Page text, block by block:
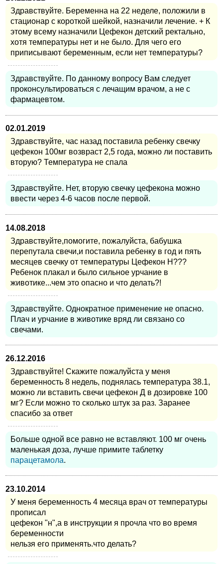
Здравствуйте. Беременна на 22 неделе, положили в
стационар с короткой шейкой, назначили лечение. + К
этому всему назначили Цефекон детский ректально,
хотя температуры нет и не было. Для чего его
приписывают беременным, если нет температуры?
Здравствуйте. По данному вопросу Вам следует
проконсультироваться с лечащим врачом, а не с
фармацевтом.
02.01.2019
Здравствуйте, час назад поставила ребенку свечку
цефекон 100мг возвраст 2,5 года, можно ли поставить
вторую? Температура не спала
Здравствуйте. Нет, вторую свечку цефекона можно
ввести через 4-6 часов после первой.
14.08.2018
Здравствуйте,помогите, пожалуйста, бабушка
перепутала свечи,и поставила ребенку в год и пять
месяцев свечку от температуры Цефекон Н???
Ребенок плакал и было сильное урчание в
животике...чем это опасно и что делать?!
Здравствуйте. Однократное применение не опасно.
Плач и урчание в животике вряд ли связано со
свечами.
26.12.2016
Здравствуйте! Скажите пожалуйста у меня
беременность 8 недель, поднялась температура 38.1,
можно ли вставить свечи цефекон Д в дозировке 100
мг? Если можно то сколько штук за раз. Заранее
спасибо за ответ
Больше одной все равно не вставляют. 100 мг очень
маленькая доза, лучше примите таблетку
парацетамола.
23.10.2014
У меня беременность 4 месяца врач от температуры
прописал
цефекон "н",а в инструкции я прочла что во время
беременности
нельзя его применять.что делать?